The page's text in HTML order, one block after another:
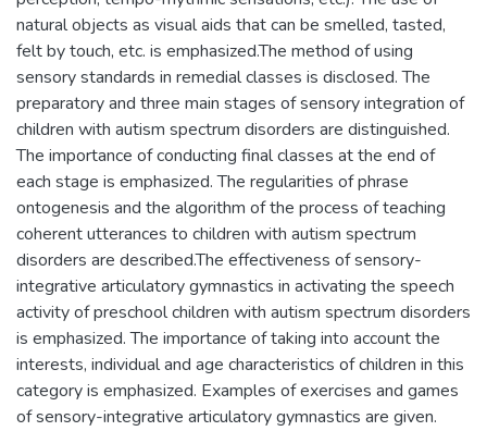
natural objects as visual aids that can be smelled, tasted,
felt by touch, etc. is emphasized.The method of using
sensory standards in remedial classes is disclosed. The
preparatory and three main stages of sensory integration of
children with autism spectrum disorders are distinguished.
The importance of conducting final classes at the end of
each stage is emphasized. The regularities of phrase
ontogenesis and the algorithm of the process of teaching
coherent utterances to children with autism spectrum
disorders are described.The effectiveness of sensory-
integrative articulatory gymnastics in activating the speech
activity of preschool children with autism spectrum disorders
is emphasized. The importance of taking into account the
interests, individual and age characteristics of children in this
category is emphasized. Examples of exercises and games
of sensory-integrative articulatory gymnastics are given.